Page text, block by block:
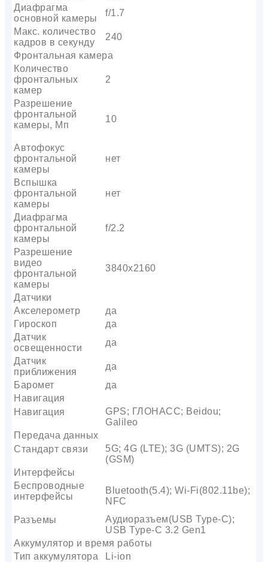
Диафрагма
основной камеры
f/1.7
Макс. количество
кадров в секунду
240
Фронтальная камера
Количество
фронтальных
камер
2
Разрешение
фронтальной
камеры, Мп
10
Автофокус
фронтальной
камеры
нет
Вспышка
фронтальной
камеры
нет
Диафрагма
фронтальной
камеры
f/2.2
Разрешение
видео
фронтальной
камеры
3840х2160
Датчики
Акселерометр
да
Гироскоп
да
Датчик
освещенности
да
Датчик
приближения
да
Баромет
да
Навигация
Навигация
GPS; ГЛОНАСС; Beidou;
Galileo
Передача данных
Стандарт связи
5G; 4G (LTE); 3G (UMTS); 2G
(GSM)
Интерфейсы
Беспроводные
интерфейсы
Bluetooth(5.4); Wi-Fi(802.11be);
NFC
Разъемы
Аудиоразъем(USB Type-C);
USB Type-C 3.2 Gen1
Аккумулятор и время работы
Тип аккумулятора
Li-ion